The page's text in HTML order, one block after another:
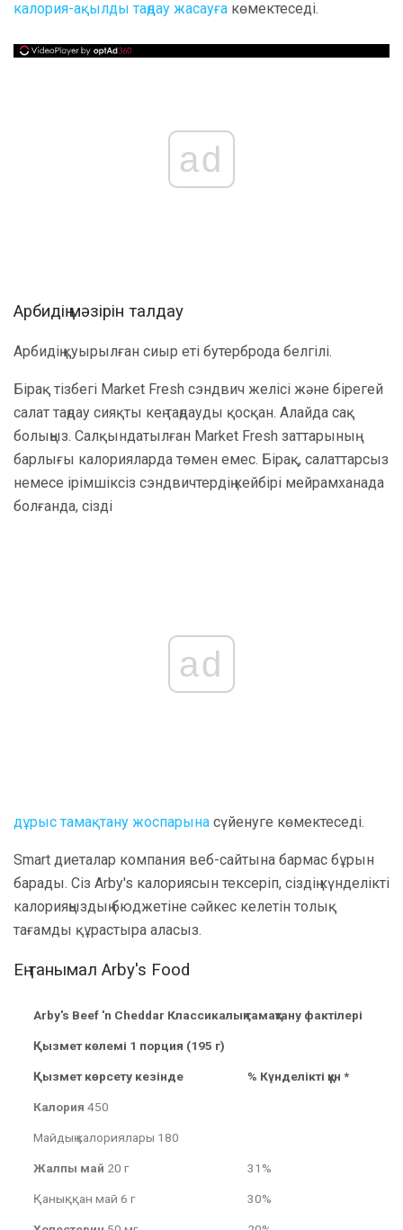
калория-ақылды таңдау жасауға көмектеседі.
ad
Арбидің мәзірін талдау
Арбидің қуырылған сиыр еті бутерброда белгілі.
Бірақ тізбегі Market Fresh сэндвич желісі және бірегей
салат таңдау сияқты кең таңдауды қосқан. Алайда сақ
болыңыз. Салқындатылған Market Fresh заттарының
барлығы калорияларда төмен емес. Бірақ, салаттарсыз
немесе ірімшіксіз сэндвичтердің кейбірі мейрамханада
болғанда, сізді
ad
дұрыс тамақтану жоспарына сүйенуге көмектеседі.
Smart диеталар компания веб-сайтына бармас бұрын
барады. Сіз Arby's калориясын тексеріп, сіздің күнделікті
калорияңыздың бюджетіне сәйкес келетін толық
тағамды құрастыра аласыз.
Ең танымал Arby's Food
Arby's Beef 'n Cheddar Классикалық тамақтану фактілері
Қызмет көлемі 1 порция (195 г)
Қызмет көрсету кезінде % Күнделікті құн *
Калория 450
Майдың калориялары 180
Жалпы май 20 г 31%
Қаныққан май 6 г 30%